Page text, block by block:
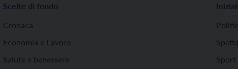
Scelte di fondo
Cronaca
Economia e Lavoro
Salute e benessere
Sport